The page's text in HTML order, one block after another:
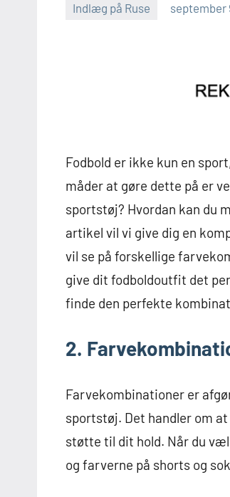
Indlæg på Ruse september
Fodbold er ikke kun en
måder at gøre dette på er
sportstøj? Hvordan kan du
artikel vil vi give dig en
vil se på forskellige
give dit fodboldoutfit det
finde den perfekte
2.
Farvekombinationer er
sportstøj. Det handler om
støtte til dit hold. Når du
og farverne på shorts og